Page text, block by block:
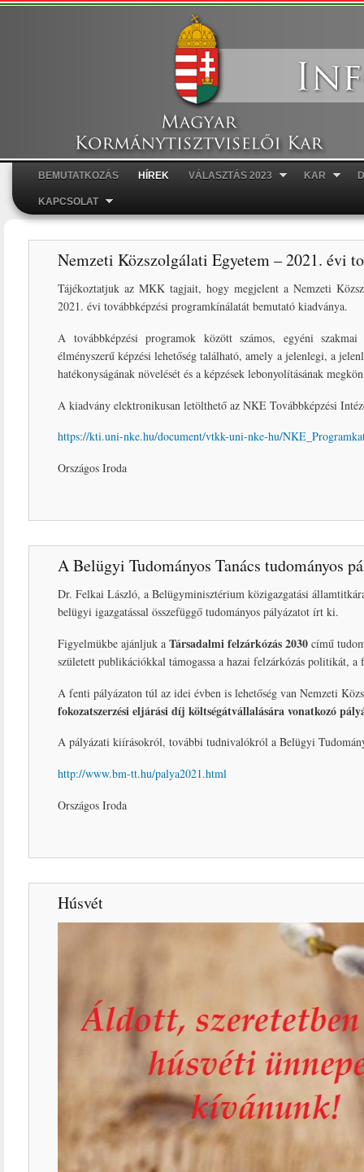
Főmenü
BEMUTATKOZÁS HÍREK VÁLASZTÁS 2023 KAR
KAPCSOLAT
Nemzeti Közszolgálati Egyetem – 2021. évi
Tájékoztatjuk az MKK tagjait, hogy megjelent a Nemzeti
2021. évi továbbképzési programkínálatát bemutató kiadványa.
A továbbképzési programok között számos, egyéni
élményszerű képzési lehetőség található, amely a jelenlegi, a
hatékonyságának növelését és a képzések lebonyolításának
A kiadvány elektronikusan letölthető az NKE Továbbképzési
https://kti.uni-nke.hu/document/vtkk-uni-nke-hu/
Országos Iroda
A Belügyi Tudományos Tanács tudományos
Dr. Felkai László, a Belügyminisztérium közigazgatási
belügyi igazgatással összefüggő tudományos pályázatot írt ki.
Figyelmükbe ajánljuk a Társadalmi felzárkózás 2030 című
született publikációkkal támogassa a hazai felzárkózás politikát, a
A fenti pályázaton túl az idei évben is lehetőség van Nemzeti
fokozatszerzési eljárási díj költségátvállalására vonatkozó
A pályázati kiírásokról, további tudnivalókról a Belügyi
http://www.bm-tt.hu/palya2021.html
Országos Iroda
Húsvét